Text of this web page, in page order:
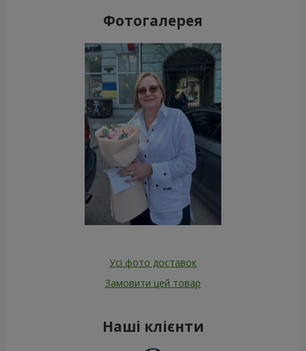
Фотогалерея
Усі фото доставок
Замовити цей товар
Наші клієнти